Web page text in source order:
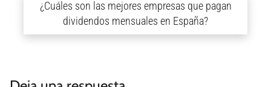
¿Cuáles son las mejores empresas que pagan
dividendos mensuales en España?